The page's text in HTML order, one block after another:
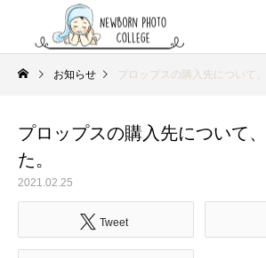
お知らせ プロップスの購入先について
プロップスの購入先について
た。
2021.02.25
Tweet